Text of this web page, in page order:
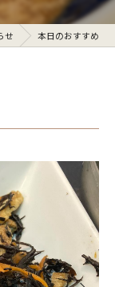
せ 本日のおすすめ